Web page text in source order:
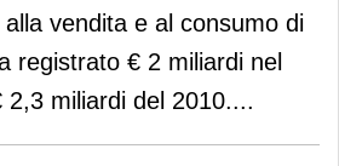
vendita e al consumo di
registrato € 2 miliardi nel
miliardi del 2010....